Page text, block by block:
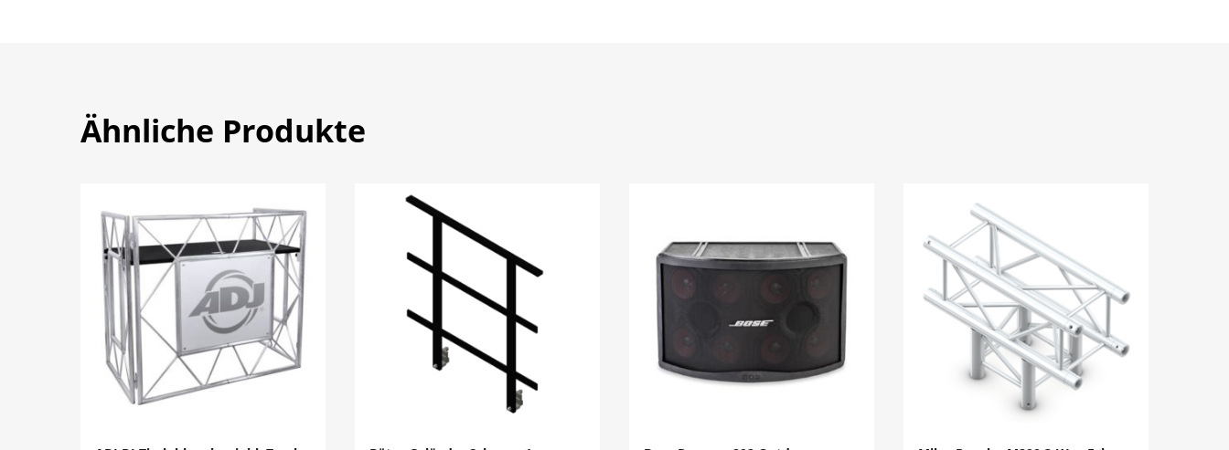
Ähnliche Produkte